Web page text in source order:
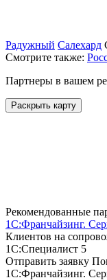
Радужный Салехард
Смотрите также:
Партнеры в вашем
Раскрыть карту
Рекомендованные
1С:Франчайзинг.
Клиентов на
1С:Специалист 5
Отправить заявку
1С:Франчайзинг.